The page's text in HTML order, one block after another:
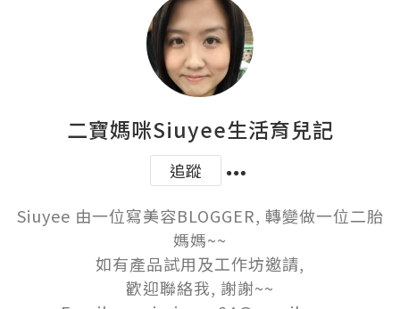
二寶媽咪Siuyee生活育兒記
追蹤
Siuyee 由一位寫美容BLOGGER, 轉變做一位二胎
媽媽~~
如有產品試用及工作坊邀請,
歡迎聯絡我, 謝謝~~